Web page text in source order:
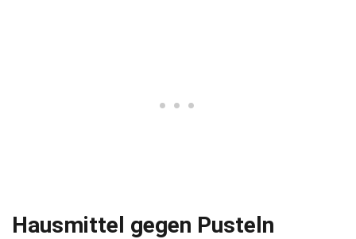
Hausmittel gegen Pusteln